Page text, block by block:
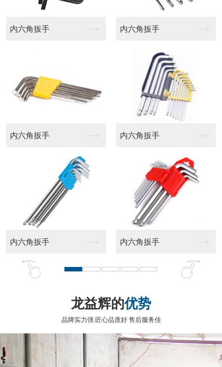
航模批头 梅花十字批头
平头十字批头 十字批头
优势
品牌实力强 匠心品质好 售后服务佳